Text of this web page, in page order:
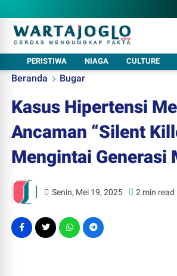
PERISTIWA NIAGA CULTURE
Beranda Bugar
Kasus Hipertensi
Ancaman “Silent
Mengintai Generasi
Senin, Mei 19, 2025 2 min read